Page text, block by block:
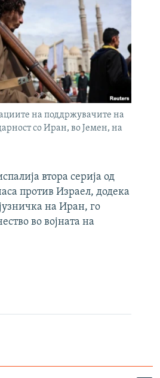
на поддржувачите на
со Иран, во Јемен, на
втора серија од
против Израел, додека
на Иран, го
во војната на